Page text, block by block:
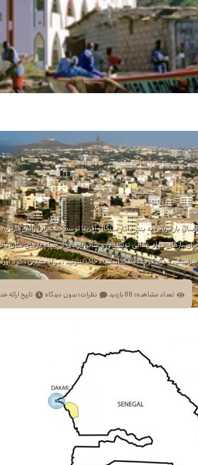
بنادر آفریقا
سرامیک، سنگ کوپ ، سنگ اسلب ، خاک بنتونید ، مواد معدنی ، کود اوره
تعداد مشاهده: 88 بازدید نظرات: بدون دیدگاه تاریخ ارائه